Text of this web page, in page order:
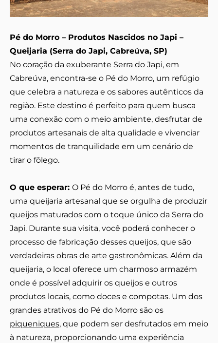
Pé do Morro – Produtos Nascidos no Japi –
Queijaria (Serra do Japi, Cabreúva, SP)
No coração da exuberante Serra do Japi, em
Cabreúva, encontra-se o Pé do Morro, um refúgio
que celebra a natureza e os sabores autênticos da
região. Este destino é perfeito para quem busca
uma conexão com o meio ambiente, desfrutar de
produtos artesanais de alta qualidade e vivenciar
momentos de tranquilidade em um cenário de
tirar o fôlego.
O que esperar: O Pé do Morro é, antes de tudo,
uma queijaria artesanal que se orgulha de produzir
queijos maturados com o toque único da Serra do
Japi. Durante sua visita, você poderá conhecer o
processo de fabricação desses queijos, que são
verdadeiras obras de arte gastronômicas. Além da
queijaria, o local oferece um charmoso armazém
onde é possível adquirir os queijos e outros
produtos locais, como doces e compotas. Um dos
grandes atrativos do Pé do Morro são os
piqueniques, que podem ser desfrutados em meio
à natureza, proporcionando uma experiência